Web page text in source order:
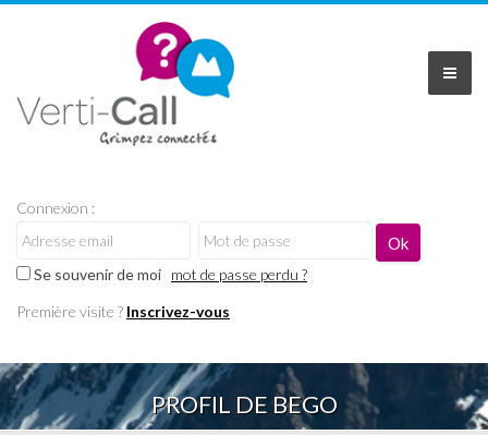
Connexion :
Se souvenir de moi mot de passe perdu ?
Première visite ? Inscrivez-vous
PROFIL DE BEGO